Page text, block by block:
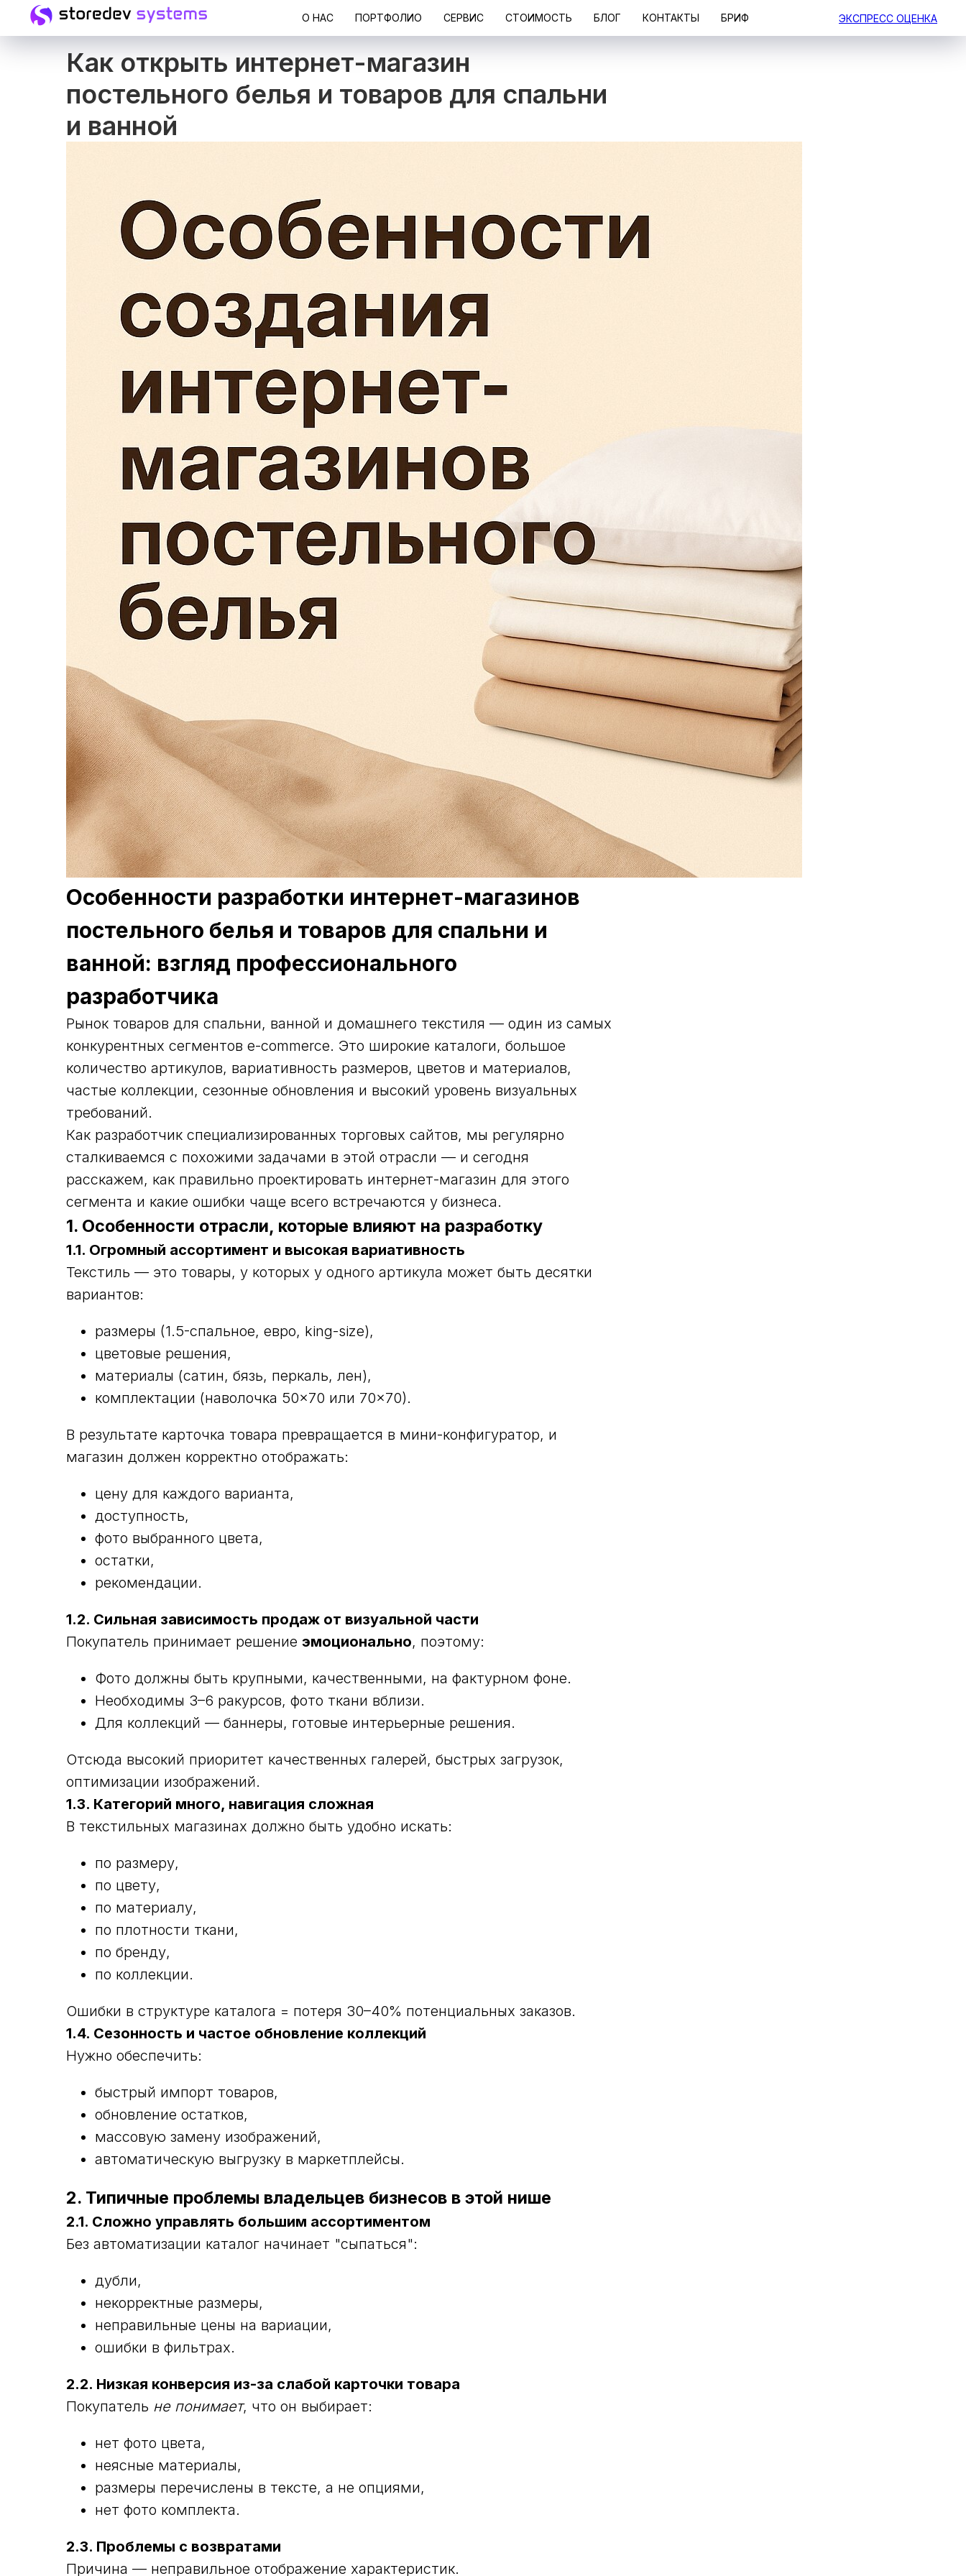
О НАС ПОРТФОЛИО СЕРВИС СТОИМОСТЬ БЛОГ КОНТАКТЫ БРИФ ЭКСПРЕСС ОЦЕНКА
Как открыть интернет-магазин
постельного белья и товаров для спальни
и ванной
Особенности разработки интернет-магазинов
постельного белья и товаров для спальни и
ванной: взгляд профессионального
разработчика
Рынок товаров для спальни, ванной и домашнего текстиля — один из самых
конкурентных сегментов e-commerce. Это широкие каталоги, большое
количество артикулов, вариативность размеров, цветов и материалов,
частые коллекции, сезонные обновления и высокий уровень визуальных
требований.
Как разработчик специализированных торговых сайтов, мы регулярно
сталкиваемся с похожими задачами в этой отрасли — и сегодня
расскажем, как правильно проектировать интернет-магазин для этого
сегмента и какие ошибки чаще всего встречаются у бизнеса.
1. Особенности отрасли, которые влияют на разработку
1.1. Огромный ассортимент и высокая вариативность
Текстиль — это товары, у которых у одного артикула может быть десятки
вариантов:
размеры (1.5-спальное, евро, king-size),
цветовые решения,
материалы (сатин, бязь, перкаль, лен),
комплектации (наволочка 50×70 или 70×70).
В результате карточка товара превращается в мини-конфигуратор, и
магазин должен корректно отображать:
цену для каждого варианта,
доступность,
фото выбранного цвета,
остатки,
рекомендации.
1.2. Сильная зависимость продаж от визуальной части
Покупатель принимает решение эмоционально, поэтому:
Фото должны быть крупными, качественными, на фактурном фоне.
Необходимы 3–6 ракурсов, фото ткани вблизи.
Для коллекций — баннеры, готовые интерьерные решения.
Отсюда высокий приоритет качественных галерей, быстрых загрузок,
оптимизации изображений.
1.3. Категорий много, навигация сложная
В текстильных магазинах должно быть удобно искать:
по размеру,
по цвету,
по материалу,
по плотности ткани,
по бренду,
по коллекции.
Ошибки в структуре каталога = потеря 30–40% потенциальных заказов.
1.4. Сезонность и частое обновление коллекций
Нужно обеспечить:
быстрый импорт товаров,
обновление остатков,
массовую замену изображений,
автоматическую выгрузку в маркетплейсы.
2. Типичные проблемы владельцев бизнесов в этой нише
2.1. Сложно управлять большим ассортиментом
Без автоматизации каталог начинает "сыпаться":
дубли,
некорректные размеры,
неправильные цены на вариации,
ошибки в фильтрах.
2.2. Низкая конверсия из-за слабой карточки товара
Покупатель не понимает, что он выбирает:
нет фото цвета,
неясные материалы,
размеры перечислены в тексте, а не опциями,
нет фото комплекта.
2.3. Проблемы с возвратами
Причина — неправильное отображение характеристик.